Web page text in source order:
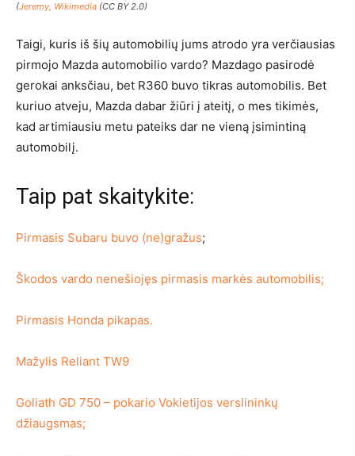
(Jeremy, Wikimedia (CC BY 2.0)
Taigi, kuris iš šių automobilių jums atrodo yra verčiausias
pirmojo Mazda automobilio vardo? Mazdago pasirodė
gerokai anksčiau, bet R360 buvo tikras automobilis. Bet
kuriuo atveju, Mazda dabar žiūri į ateitį, o mes tikimės,
kad artimiausiu metu pateiks dar ne vieną įsimintiną
automobilį.
Taip pat skaitykite:
Pirmasis Subaru buvo (ne)gražus;
Škodos vardo nenešiojęs pirmasis markės automobilis;
Pirmasis Honda pikapas.
Mažylis Reliant TW9
Goliath GD 750 – pokario Vokietijos verslininkų
džiaugsmas;